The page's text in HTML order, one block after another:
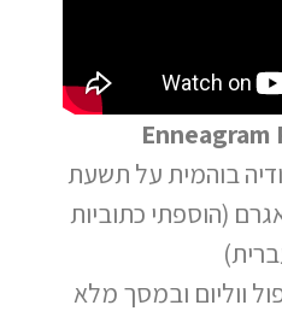
Enneagram
בוהמית על תשעת
(הוספתי כתוביות
ווליום ובמסך מלא